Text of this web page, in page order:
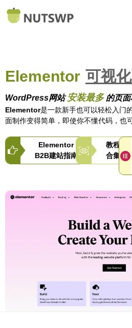
Elementor 可视
WordPress网站安装最多的页面
Elementor是一款新手也可以轻松入门
面制作变得简单，即使你不懂代码，也
Elementor
B2B建站指南
教程
合集